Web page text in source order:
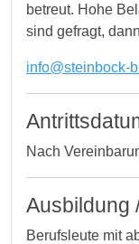
betreut. Hohe
sind gefragt,
info@steinbock-
Nach
Ausbildung
Berufsleute mit